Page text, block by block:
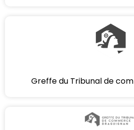
Greffe du Tribunal de